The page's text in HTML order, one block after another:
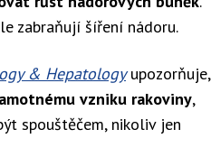
zabraňují šíření nádoru.
& Hepatologyupozorňuje,
vzniku rakoviny,
spouštěčem, nikoliv jen